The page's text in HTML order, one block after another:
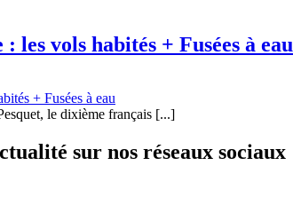
les vols habités + Fusées à eau
+ Fusées à eau
le dixième français [...]
sur nos réseaux sociaux